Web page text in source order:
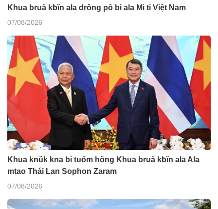
Khua bruă kƀĭn ala drông pô bi ala Mi ti Việt Nam
07/08/2026
Khua knŭk kna bi tuôm hŏng Khua bruă kƀĭn ala Ala
mtao Thái Lan Sophon Zaram
07/08/2026